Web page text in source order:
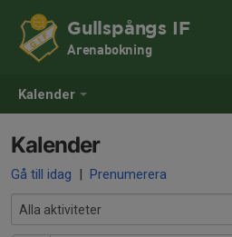
Kalender
Gullspångs IF
Arenabokning
Kalender
Gå till idag | Prenumerera